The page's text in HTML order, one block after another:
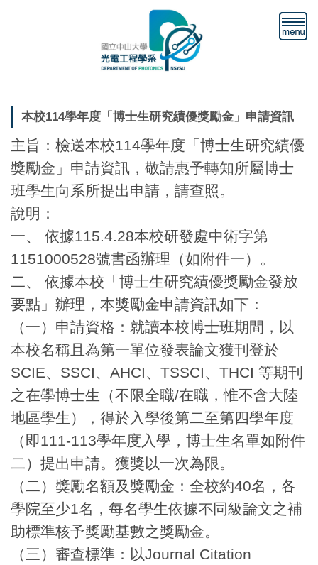
區
本校114學年度「博士生研究績優獎勵金」申請資訊
主旨：檢送本校114學年度「博士生研究績優
獎勵金」申請資訊，敬請惠予轉知所屬博士
班學生向系所提出申請，請查照。
說明：
一、 依據115.4.28本校研發處中術字第
1151000528號書函辦理（如附件一）。
二、 依據本校「博士生研究績優獎勵金發放
要點」辦理，本獎勵金申請資訊如下：
（一）申請資格：就讀本校博士班期間，以
本校名稱且為第一單位發表論文獲刊登於
SCIE、SSCI、AHCI、TSSCI、THCI 等期刊
之在學博士生（不限全職/在職，惟不含大陸
地區學生），得於入學後第二至第四學年度
（即111-113學年度入學，博士生名單如附件
二）提出申請。獲獎以一次為限。
（二）獎勵名額及獎勵金：全校約40名，各
學院至少1名，每名學生依據不同級論文之補
助標準核予獎勵基數之獎勵金。
（三）審查標準：以Journal Citation